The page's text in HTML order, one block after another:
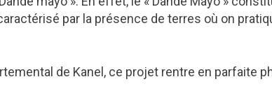
par la présence de terres où on
de Kanel, ce projet rentre en parfaite